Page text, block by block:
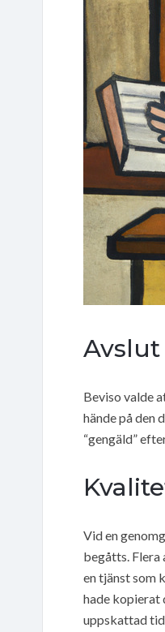
Beviso valde
hände på den
“gengäld”
Vid en
begåtts. Flera
en tjänst som
hade kopierat
uppskattad